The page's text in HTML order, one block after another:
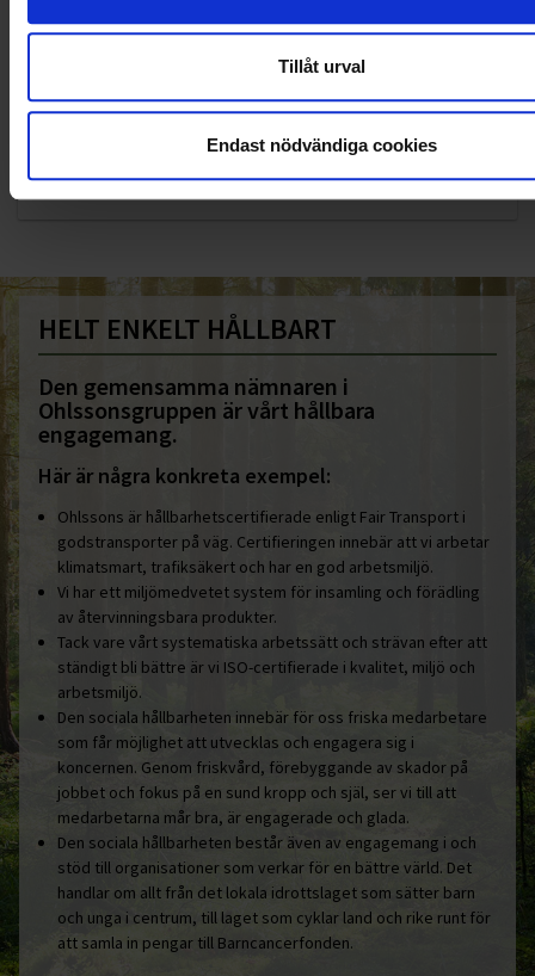
Tillåt urval
Endast nödvändiga cookies
KUNDTJÄNST
info@ohlssons.se
HELT ENKELT HÅLLBART
Den gemensamma nämnaren i
Ohlssonsgruppen är vårt hållbara
engagemang.
Här är några konkreta exempel:
Ohlssons är hållbarhetscertifierade enligt Fair Transport i
godstransporter på väg. Certifieringen innebär att vi arbetar
klimatsmart, trafiksäkert och har en god arbetsmiljö.
Vi har ett miljömedvetet system för insamling och förädling
av återvinningsbara produkter.
Tack vare vårt systematiska arbetssätt och strävan efter att
ständigt bli bättre är vi ISO-certifierade i kvalitet, miljö och
arbetsmiljö.
Den sociala hållbarheten innebär för oss friska medarbetare
som får möjlighet att utvecklas och engagera sig i
koncernen. Genom friskvård, förebyggande av skador på
jobbet och fokus på en sund kropp och själ, ser vi till att
medarbetarna mår bra, är engagerade och glada.
Den sociala hållbarheten består även av engagemang i och
stöd till organisationer som verkar för en bättre värld. Det
handlar om allt från det lokala idrottslaget som sätter barn
och unga i centrum, till laget som cyklar land och rike runt för
att samla in pengar till Barncancerfonden.